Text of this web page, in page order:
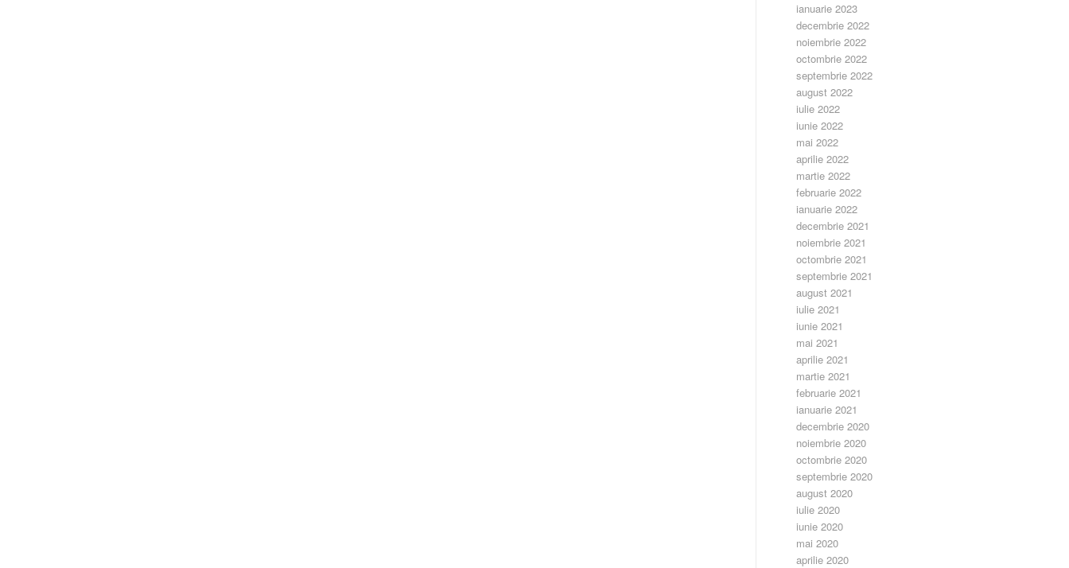
ianuarie 2023
decembrie 2022
noiembrie 2022
octombrie 2022
septembrie 2022
august 2022
iulie 2022
iunie 2022
mai 2022
aprilie 2022
martie 2022
februarie 2022
ianuarie 2022
decembrie 2021
noiembrie 2021
octombrie 2021
septembrie 2021
august 2021
iulie 2021
iunie 2021
mai 2021
aprilie 2021
martie 2021
februarie 2021
ianuarie 2021
decembrie 2020
noiembrie 2020
octombrie 2020
septembrie 2020
august 2020
iulie 2020
iunie 2020
mai 2020
aprilie 2020